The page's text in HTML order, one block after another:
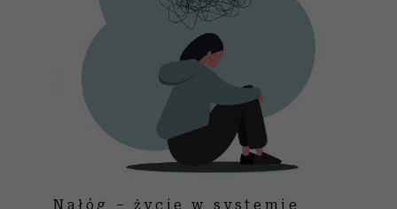
Nałóg – życie w systemie